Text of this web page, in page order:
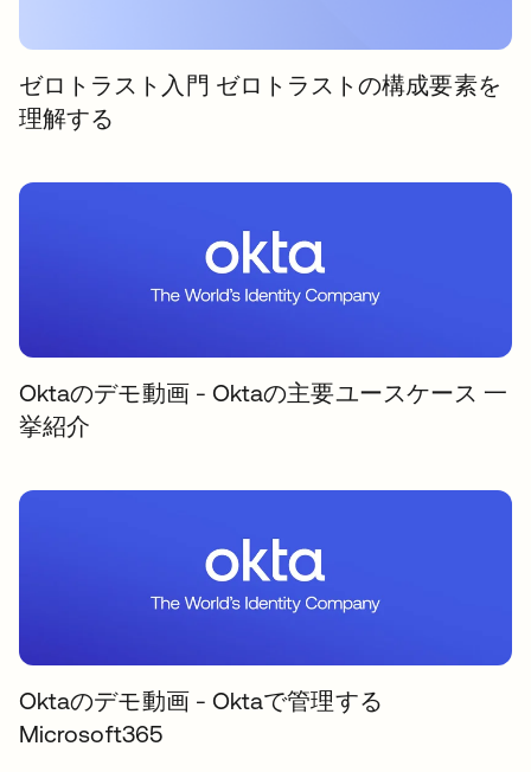
ゼロトラスト入門 ゼロトラストの構成要素を
理解する
Oktaのデモ動画 - Oktaの主要ユースケース 一
挙紹介
Oktaのデモ動画 - Oktaで管理する
Microsoft365